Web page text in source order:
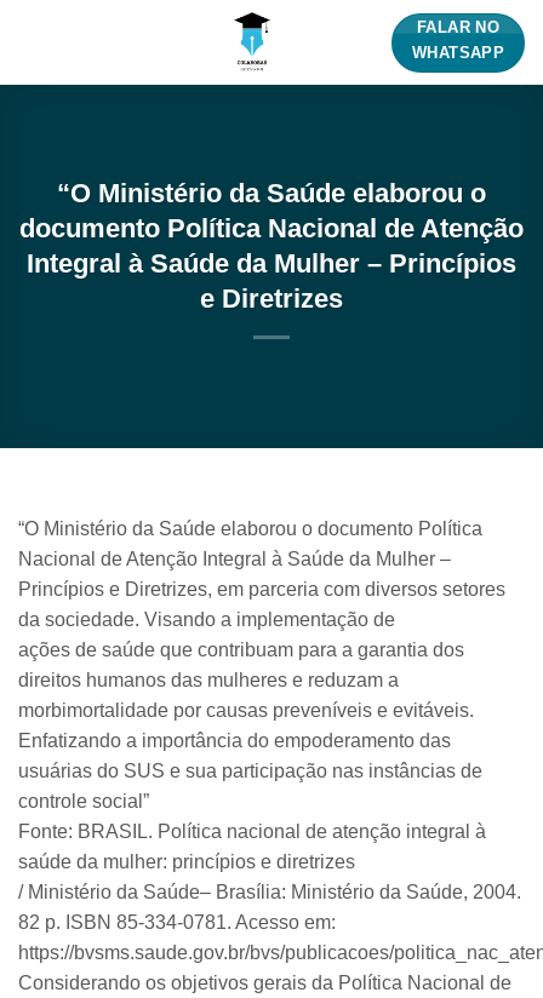
FALAR NO
WHATSAPP
“O Ministério da Saúde elaborou o
documento Política Nacional de Atenção
Integral à Saúde da Mulher – Princípios
e Diretrizes
“O Ministério da Saúde elaborou o documento Política
Nacional de Atenção Integral à Saúde da Mulher –
Princípios e Diretrizes, em parceria com diversos setores
da sociedade. Visando a implementação de
ações de saúde que contribuam para a garantia dos
direitos humanos das mulheres e reduzam a
morbimortalidade por causas preveníveis e evitáveis.
Enfatizando a importância do empoderamento das
usuárias do SUS e sua participação nas instâncias de
controle social”
Fonte: BRASIL. Política nacional de atenção integral à
saúde da mulher: princípios e diretrizes
/ Ministério da Saúde– Brasília: Ministério da Saúde, 2004.
82 p. ISBN 85-334-0781. Acesso em:
https://bvsms.saude.gov.br/bvs/publicacoes/
Considerando os objetivos gerais da Política Nacional de